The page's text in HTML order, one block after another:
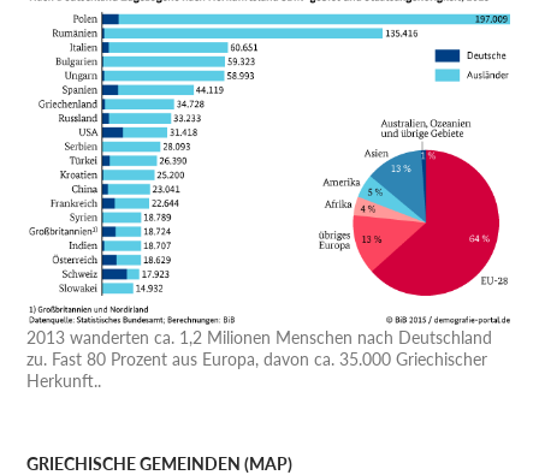
2013 wanderten ca. 1,2 Milionen Menschen nach Deutschland
zu. Fast 80 Prozent aus Europa, davon ca. 35.000 Griechischer
Herkunft..
GRIECHISCHE GEMEINDEN (MAP)